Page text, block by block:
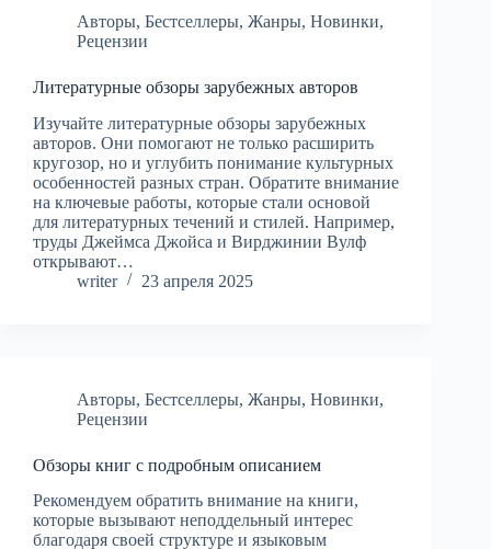
Авторы, Бестселлеры, Жанры, Новинки,
Рецензии
Литературные обзоры зарубежных авторов
Изучайте литературные обзоры зарубежных
авторов. Они помогают не только расширить
кругозор, но и углубить понимание культурных
особенностей разных стран. Обратите внимание
на ключевые работы, которые стали основой
для литературных течений и стилей. Например,
труды Джеймса Джойса и Вирджинии Вулф
открывают…
writer
23 апреля 2025
Авторы, Бестселлеры, Жанры, Новинки,
Рецензии
Обзоры книг с подробным описанием
Рекомендуем обратить внимание на книги,
которые вызывают неподдельный интерес
благодаря своей структуре и языковым